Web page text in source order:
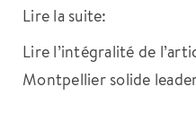
Lire la suite:
Lire l’intégralité de
Montpellier solide